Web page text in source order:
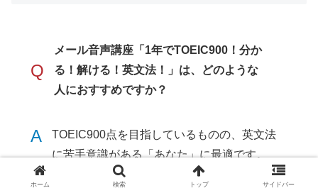
Q
メール音声講座「1年でTOEIC900！分か
る！解ける！英文法！」は、どのような
人におすすめですか？
A
TOEIC900点を目指しているものの、英文法
に苦手意識がある「あなた」に最適です。
ホーム 検索 トップ サイドバー